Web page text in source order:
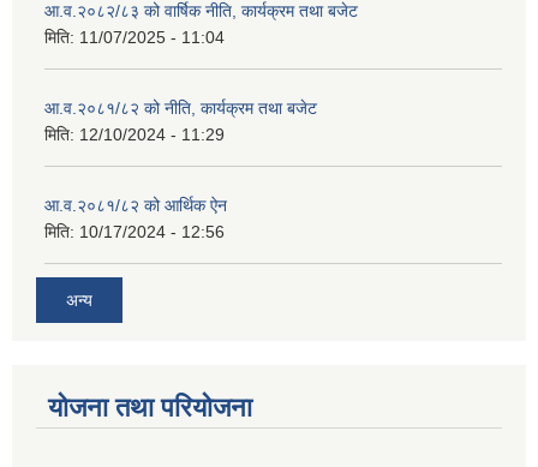
आ.व.२०८२/८३ को वार्षिक नीति, कार्यक्रम तथा बजेट
मिति: 11/07/2025 - 11:04
आ.व.२०८१/८२ को नीति, कार्यक्रम तथा बजेट
मिति: 12/10/2024 - 11:29
आ.व.२०८१/८२ को आर्थिक ऐन
मिति: 10/17/2024 - 12:56
अन्य
योजना तथा परियोजना